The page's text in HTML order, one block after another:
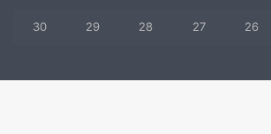
26
27
28
29
30